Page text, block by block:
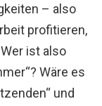
– also
profitieren,
ist also
Wäre es
und